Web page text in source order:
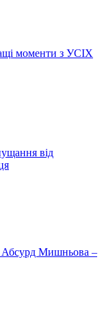
моменти з УСІХ
від
Абсурд Мишньова –